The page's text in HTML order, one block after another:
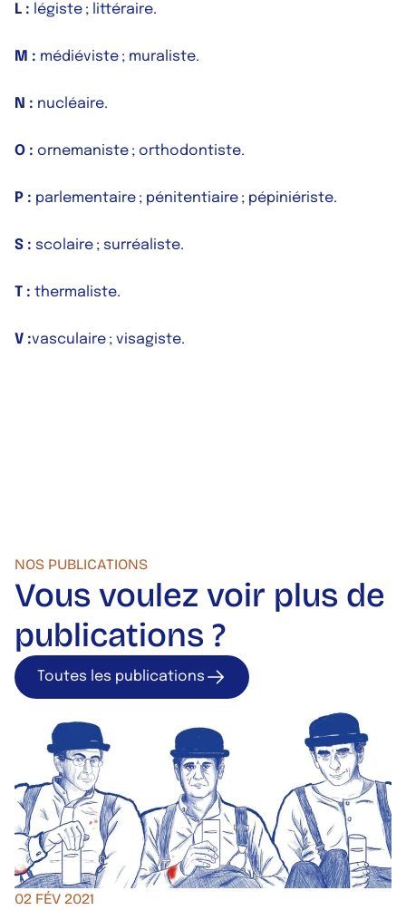
L : légiste ; littéraire.
M : médiéviste ; muraliste.
N : nucléaire.
O : ornemaniste ; orthodontiste.
P : parlementaire ; pénitentiaire ; pépiniériste.
S : scolaire ; surréaliste.
T : thermaliste.
V :vasculaire ; visagiste.
NOS PUBLICATIONS
Vous voulez voir plus de
publications ?
Toutes les publications
02 FÉV 2021